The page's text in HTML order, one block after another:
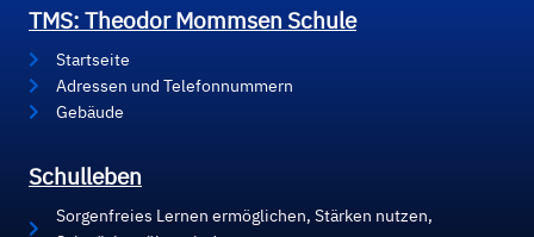
TMS: Theodor Mommsen Schule
Startseite
Adressen und Telefonnummern
Gebäude
Schulleben
Sorgenfreies Lernen ermöglichen, Stärken nutzen,